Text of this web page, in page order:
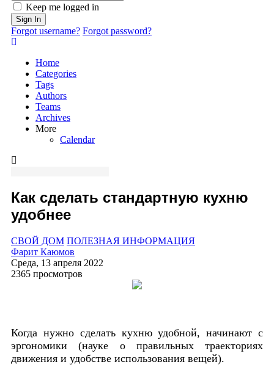
Keep me logged in
Sign In
Forgot username? Forgot password?
Home
Categories
Tags
Authors
Teams
Archives
More
Calendar
Как сделать стандартную кухню
удобнее
СВОЙ ДОМ ПОЛЕЗНАЯ ИНФОРМАЦИЯ
Фарит Каюмов
Среда, 13 апреля 2022
2365 просмотров
Когда нужно сделать кухню удобной, начинают с
эргономики (науке о правильных траекториях
движения и удобстве использования вещей).